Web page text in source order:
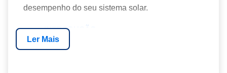
desempenho do seu sistema solar.
INTRODUÇÃO
IMPORTÂNCIA DOS FIOS EM SISTEMAS
Ler Mais